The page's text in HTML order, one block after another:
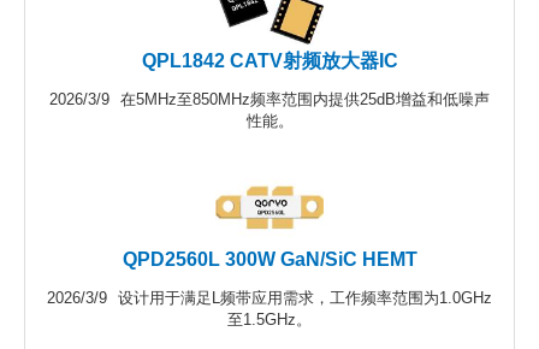
QPL1842 CATV射频放大器IC
2026/3/9 在5MHz至850MHz频率范围内提供25dB增益和低噪声
性能。
QPD2560L 300W GaN/SiC HEMT
2026/3/9 设计用于满足L频带应用需求，工作频率范围为1.0GHz
至1.5GHz。